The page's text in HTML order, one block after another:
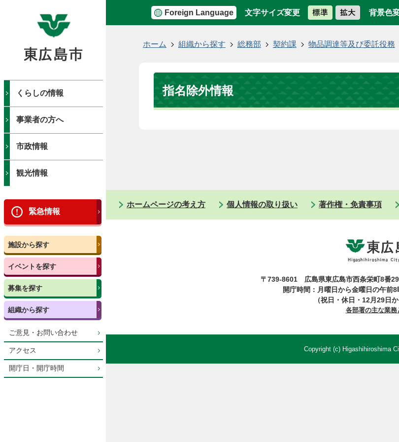
Foreign Language 文字サイズ変更 背景色
くらしの情報
事業者の方へ
市政情報
観光情報
緊急情報
施設から探す
イベントを探す
募集を探す
組織から探す
ご意見・お問い合わせ
アクセス
開庁日・開庁時間
ホーム 組織から探す 総務部 契約課 物品調達等及び委託役務
指名除外情報
ホームページの考え方 個人情報の取り扱い 著作権・免責事項
〒739-8601 広島県東広島市西条栄町8番
開庁時間：月曜日から金曜日の午前
（祝日・休日・12月29日
各部署の主な業務
Copyright (c) Higashihiroshima